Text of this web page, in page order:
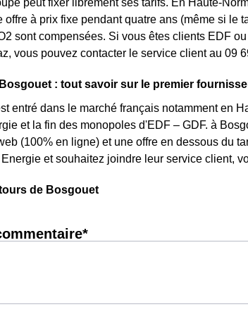
peut fixer librement ses tarifs. En Haute-
offre à prix fixe pendant quatre ans (même si le
sont compensées. Si vous êtes clients EDF
vous pouvez contacter le service client au 09
: tout savoir sur le premier
entré dans le marché français notamment en
et la fin des monopoles d'EDF – GDF. à
(100% en ligne) et une offre en dessous du
et souhaitez joindre leur service client,
de Bosgouet